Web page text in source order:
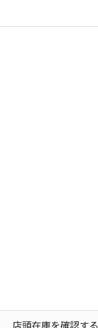
店頭在庫を確認する